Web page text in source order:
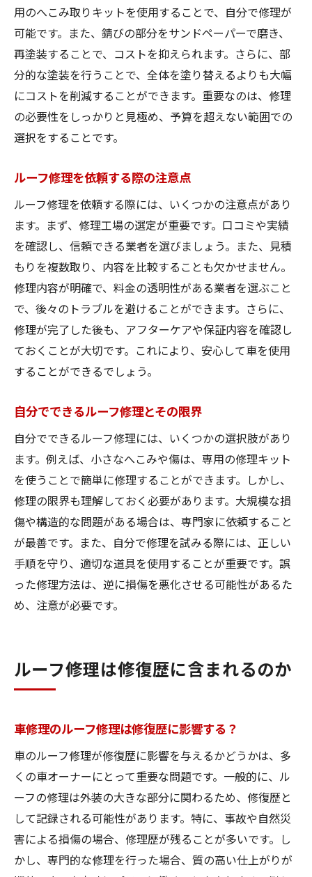
ルーフ交換が車に与える影響とは？
費用対効果で考えるルーフ交換の選択肢
ルーフ交換前に知っておくべきこと
車修理でのルーフ交換後のメンテナンス
ルーフ交換を考える際の注意事項
軽自動車ルーフ修理のコストを知る
車修理での軽自動車ルーフ修理費用の相場
軽自動車のルーフ修理で注意すべきポイン
軽自動車ルーフ修理のコストを抑える方法
車修理での軽自動車ルーフ修理の選択肢
軽自動車ルーフ修理における業者選びのコ
ツ
軽自動車ルーフ修理の費用比較と選び方
用のへこみ取りキットを使用することで、自分で修理が
可能です。また、錆びの部分をサンドペーパーで磨き、
再塗装することで、コストを抑えられます。さらに、部
分的な塗装を行うことで、全体を塗り替えるよりも大幅
にコストを削減することができます。重要なのは、修理
の必要性をしっかりと見極め、予算を超えない範囲での
選択をすることです。
ルーフ修理を依頼する際の注意点
ルーフ修理を依頼する際には、いくつかの注意点があり
ます。まず、修理工場の選定が重要です。口コミや実績
を確認し、信頼できる業者を選びましょう。また、見積
もりを複数取り、内容を比較することも欠かせません。
修理内容が明確で、料金の透明性がある業者を選ぶこと
で、後々のトラブルを避けることができます。さらに、
修理が完了した後も、アフターケアや保証内容を確認し
ておくことが大切です。これにより、安心して車を使用
することができるでしょう。
自分でできるルーフ修理とその限界
自分でできるルーフ修理には、いくつかの選択肢があり
ます。例えば、小さなへこみや傷は、専用の修理キット
を使うことで簡単に修理することができます。しかし、
修理の限界も理解しておく必要があります。大規模な損
傷や構造的な問題がある場合は、専門家に依頼すること
が最善です。また、自分で修理を試みる際には、正しい
手順を守り、適切な道具を使用することが重要です。誤
った修理方法は、逆に損傷を悪化させる可能性があるた
め、注意が必要です。
ルーフ修理は修復歴に含まれるのか
車修理のルーフ修理は修復歴に影響する？
車のルーフ修理が修復歴に影響を与えるかどうかは、多
くの車オーナーにとって重要な問題です。一般的に、ル
ーフの修理は外装の大きな部分に関わるため、修復歴と
して記録される可能性があります。特に、事故や自然災
害による損傷の場合、修理歴が残ることが多いです。し
かし、専門的な修理を行った場合、質の高い仕上がりが